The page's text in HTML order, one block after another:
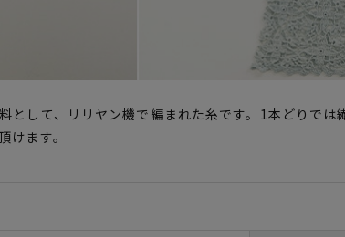
として、リリヤン機で編まれた糸です。1本どりで
ます。